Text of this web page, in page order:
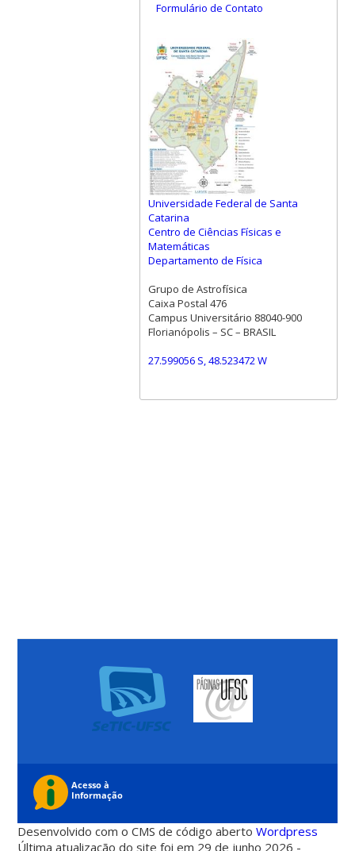
Formulário de Contato
Universidade Federal de Santa
Catarina
Centro de Ciências Físicas e
Matemáticas
Departamento de Física
Grupo de Astrofísica
Caixa Postal 476
Campus Universitário 88040-900
Florianópolis – SC – BRASIL
27.599056 S, 48.523472 W
Desenvolvido com o CMS de código abertoWordpress
Última atualização do site foi em 29 de junho 2026 -